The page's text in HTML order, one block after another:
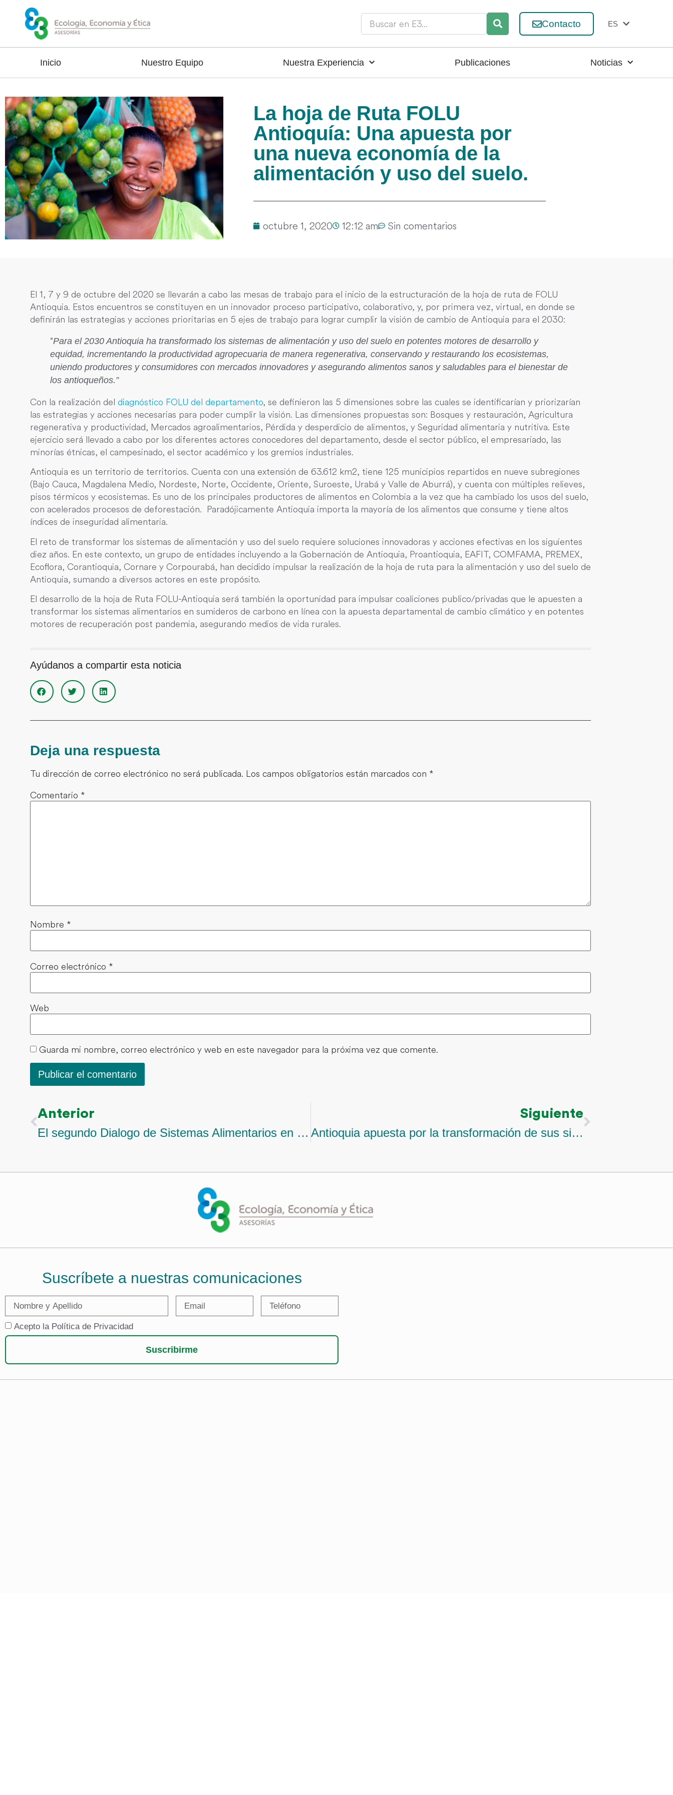
Contacto ES
EN
Inicio Nuestro Equipo Nuestra Experiencia Publicaciones Noticias
La hoja de Ruta FOLU
Antioquía: Una apuesta por
una nueva economía de la
alimentación y uso del suelo.
octubre 1, 2020 12:12 am Sin comentarios
El 1, 7 y 9 de octubre del 2020 se llevarán a cabo las mesas de trabajo para el inicio de la estructuración de la hoja de ruta de FOLU
Antioquia. Estos encuentros se constituyen en un innovador proceso participativo, colaborativo, y, por primera vez, virtual, en donde se
definirán las estrategias y acciones prioritarias en 5 ejes de trabajo para lograr cumplir la visión de cambio de Antioquia para el 2030:
“Para el 2030 Antioquia ha transformado los sistemas de alimentación y uso del suelo en potentes motores de desarrollo y
equidad, incrementando la productividad agropecuaria de manera regenerativa, conservando y restaurando los ecosistemas,
uniendo productores y consumidores con mercados innovadores y asegurando alimentos sanos y saludables para el bienestar de
los antioqueños.”
Con la realización del diagnóstico FOLU del departamento, se definieron las 5 dimensiones sobre las cuales se identificarían y priorizarían
las estrategias y acciones necesarias para poder cumplir la visión. Las dimensiones propuestas son: Bosques y restauración, Agricultura
regenerativa y productividad, Mercados agroalimentarios, Pérdida y desperdicio de alimentos, y Seguridad alimentaria y nutritiva. Este
ejercicio será llevado a cabo por los diferentes actores conocedores del departamento, desde el sector público, el empresariado, las
minorías étnicas, el campesinado, el sector académico y los gremios industriales.
Antioquia es un territorio de territorios. Cuenta con una extensión de 63.612 km2, tiene 125 municipios repartidos en nueve subregiones
(Bajo Cauca, Magdalena Medio, Nordeste, Norte, Occidente, Oriente, Suroeste, Urabá y Valle de Aburrá), y cuenta con múltiples relieves,
pisos térmicos y ecosistemas. Es uno de los principales productores de alimentos en Colombia a la vez que ha cambiado los usos del suelo,
con acelerados procesos de deforestación. Paradójicamente Antioquia importa la mayoría de los alimentos que consume y tiene altos
índices de inseguridad alimentaria.
El reto de transformar los sistemas de alimentación y uso del suelo requiere soluciones innovadoras y acciones efectivas en los siguientes
diez años. En este contexto, un grupo de entidades incluyendo a la Gobernación de Antioquia, Proantioquia, EAFIT, COMFAMA, PREMEX,
Ecoflora, Corantioquia, Cornare y Corpourabá, han decidido impulsar la realización de la hoja de ruta para la alimentación y uso del suelo de
Antioquia, sumando a diversos actores en este propósito.
El desarrollo de la hoja de Ruta FOLU-Antioquia será también la oportunidad para impulsar coaliciones publico/privadas que le apuesten a
transformar los sistemas alimentarios en sumideros de carbono en línea con la apuesta departamental de cambio climático y en potentes
motores de recuperación post pandemia, asegurando medios de vida rurales.
Ayúdanos a compartir esta noticia
Deja una respuesta
Tu dirección de correo electrónico no será publicada. Los campos obligatorios están marcados con *
Comentario *
Nombre *
Correo electrónico *
Web
Guarda mi nombre, correo electrónico y web en este navegador para la próxima vez que comente.
Anterior
El segundo Dialogo de Sistemas Alimentarios en Colombia hace un llamado hacia la recuperación post COVID-19
Siguiente
Antioquia apuesta por la transformación de sus sistemas de alimentación y uso del suelo
Suscríbete a nuestras comunicaciones
Acepto la Política de Privacidad
Suscribirme